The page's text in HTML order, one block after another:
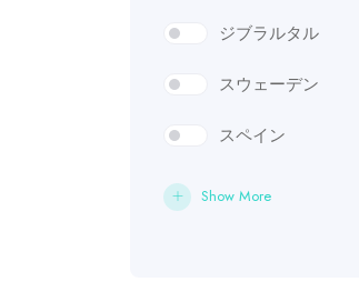
Firefly
Photoshop
Illustrator
Canva AI
ジブラルタル
スウェーデン
スペイン
台湾
Show More